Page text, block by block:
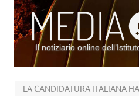
Il notiziario online